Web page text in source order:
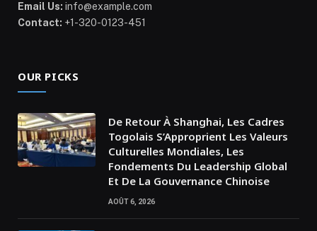
Email Us: info@example.com
Contact: +1-320-0123-451
OUR PICKS
De Retour À Shanghai, Les Cadres
Togolais S’Approprient Les Valeurs
Culturelles Mondiales, Les
Fondements Du Leadership Global
Et De La Gouvernance Chinoise
AOÛT 6, 2026